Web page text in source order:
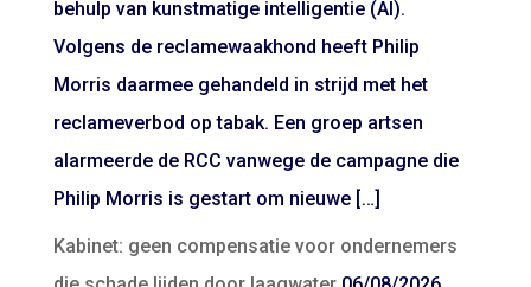
behulp van kunstmatige intelligentie (AI).
Volgens de reclamewaakhond heeft Philip
Morris daarmee gehandeld in strijd met het
reclameverbod op tabak. Een groep artsen
alarmeerde de RCC vanwege de campagne die
Philip Morris is gestart om nieuwe […]
Kabinet: geen compensatie voor ondernemers